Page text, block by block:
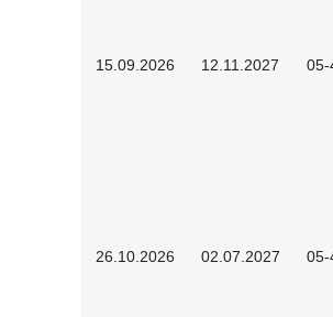
15.09.2026 12.11.2027 05-
26.10.2026 02.07.2027 05-